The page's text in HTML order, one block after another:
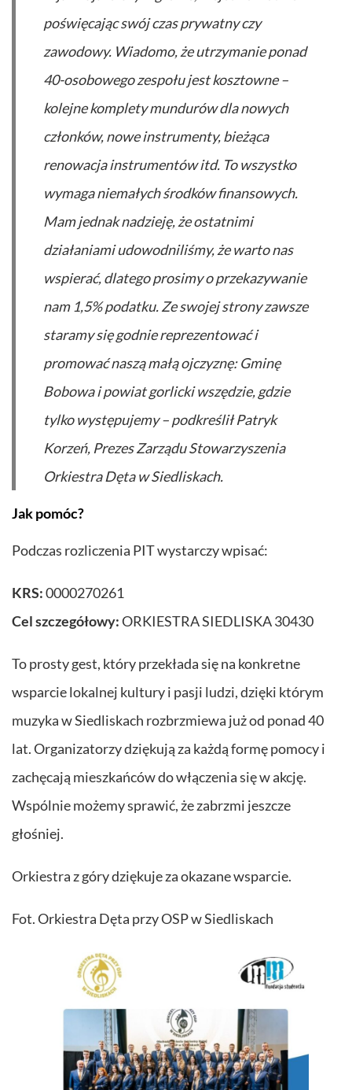
poświęcając swój czas prywatny czy
zawodowy. Wiadomo, że utrzymanie ponad
40-osobowego zespołu jest kosztowne –
kolejne komplety mundurów dla nowych
członków, nowe instrumenty, bieżąca
renowacja instrumentów itd. To wszystko
wymaga niemałych środków finansowych.
Mam jednak nadzieję, że ostatnimi
działaniami udowodniliśmy, że warto nas
wspierać, dlatego prosimy o przekazywanie
nam 1,5% podatku. Ze swojej strony zawsze
staramy się godnie reprezentować i
promować naszą małą ojczyznę: Gminę
Bobowa i powiat gorlicki wszędzie, gdzie
tylko występujemy– podkreślił Patryk
Korzeń, Prezes Zarządu Stowarzyszenia
Orkiestra Dęta w Siedliskach.
Jak pomóc?
Podczas rozliczenia PIT wystarczy wpisać:
KRS:0000270261
Cel szczegółowy:ORKIESTRA SIEDLISKA 30430
To prosty gest, który przekłada się na konkretne
wsparcie lokalnej kultury i pasji ludzi, dzięki którym
muzyka w Siedliskach rozbrzmiewa już od ponad 40
lat. Organizatorzy dziękują za każdą formę pomocy i
zachęcają mieszkańców do włączenia się w akcję.
Wspólnie możemy sprawić, że zabrzmi jeszcze
głośniej.
Orkiestra z góry dziękuje za okazane wsparcie.
Fot. Orkiestra Dęta przy OSP w Siedliskach